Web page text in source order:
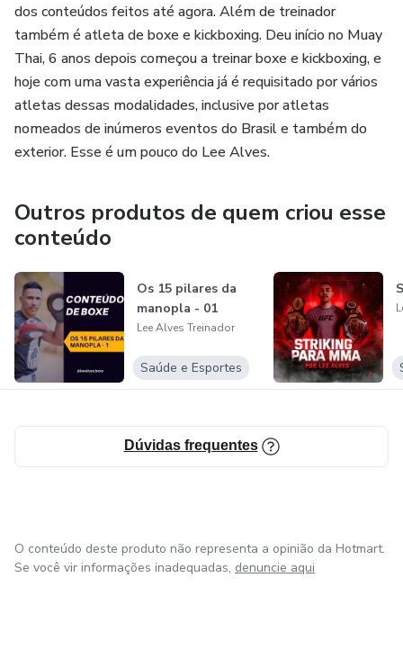
dos conteúdos feitos até agora. Além de treinador
também é atleta de boxe e kickboxing. Deu início no Muay
Thai, 6 anos depois começou a treinar boxe e kickboxing, e
hoje com uma vasta experiência já é requisitado por vários
atletas dessas modalidades, inclusive por atletas
nomeados de inúmeros eventos do Brasil e também do
exterior. Esse é um pouco do Lee Alves.
Outros produtos de quem criou esse
conteúdo
Os 15 pilares da
manopla - 01
Lee Alves Treinador
Saúde e Esportes
Dúvidas frequentes
O conteúdo deste produto não representa a opinião da Hotmart.
Se você vir informações inadequadas, denuncie aqui